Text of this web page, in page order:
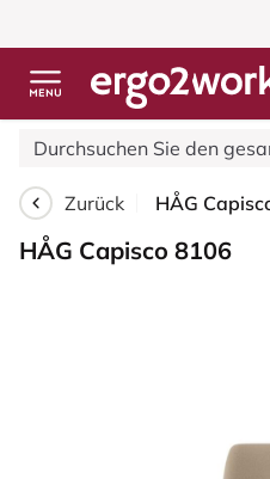
Zurück
HÅG Capisco 8106